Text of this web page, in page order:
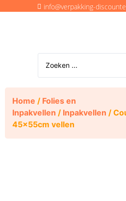
info@verpakking-
Home / Folies en
Inpakvellen / Inpakvellen /
45x55cm vellen